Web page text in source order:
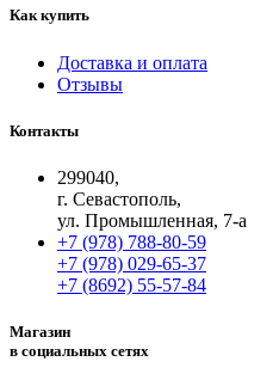
Как купить
Доставка и оплата
Отзывы
Контакты
299040,
г. Севастополь,
ул. Промышленная, 7-а
+7 (978) 788-80-59
+7 (978) 029-65-37
+7 (8692) 55-57-84
Магазин
в социальных сетях